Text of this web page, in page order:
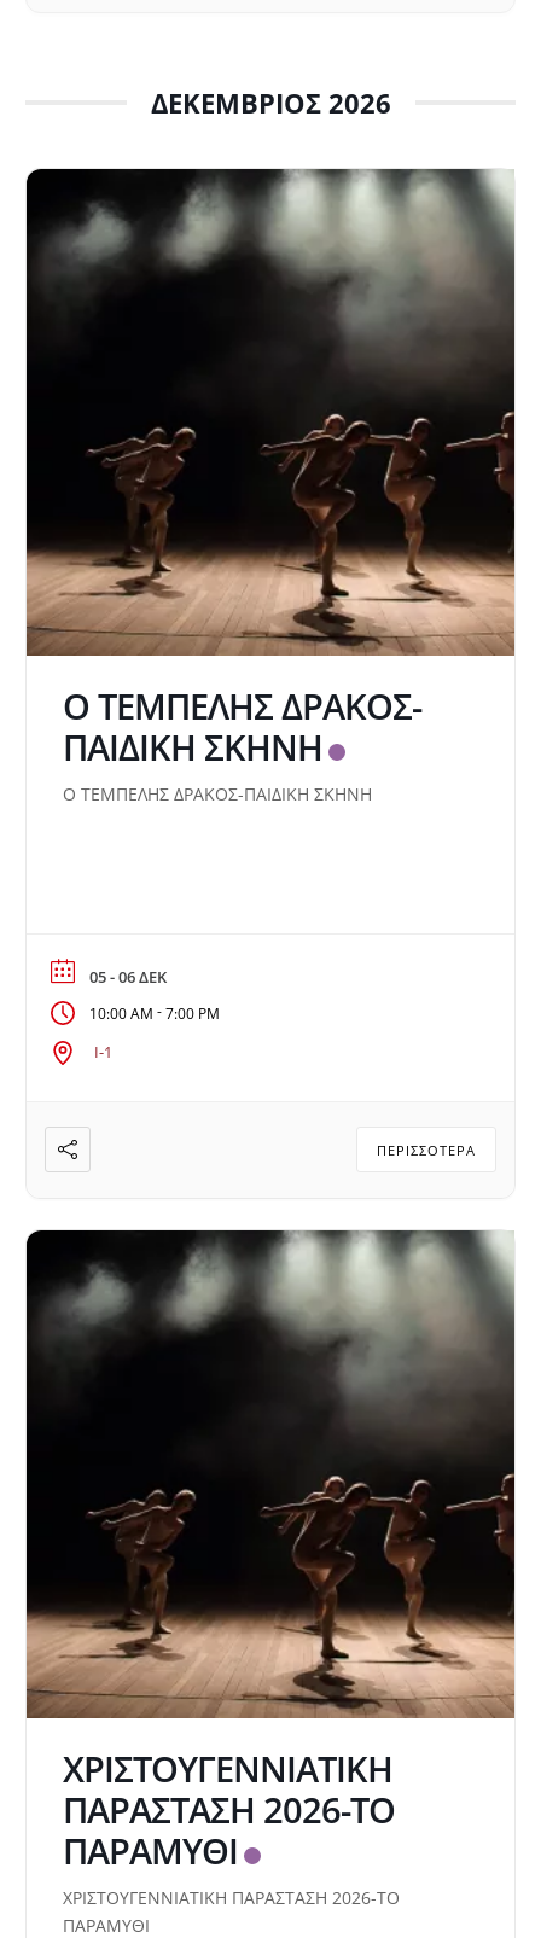
ΔΕΚΈΜΒΡΙΟΣ 2026
O TEMΠΕΛΗΣ ΔΡΑΚΟΣ-
ΠΑΙΔΙΚΗ ΣΚΗΝΗ
Ο ΤΕΜΠΕΛΗΣ ΔΡΑΚΟΣ-ΠΑΙΔΙΚΗ ΣΚΗΝΗ
05 - 06 ΔΕΚ
10:00 AM -7:00 PM
Ι-1
ΠΕΡΙΣΣΌΤΕΡΑ
ΧΡΙΣΤΟΥΓΕΝΝΙΑΤΙΚΗ
ΠΑΡΑΣΤΑΣΗ 2026-ΤΟ
ΠΑΡΑΜΥΘΙ
ΧΡΙΣΤΟΥΓΕΝΝΙΑΤΙΚΗ ΠΑΡΑΣΤΑΣΗ 2026-ΤΟ
ΠΑΡΑΜΥΘΙ